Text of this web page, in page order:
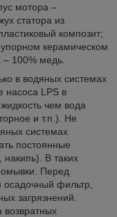
мотора –
статора из
композит;
керамическом
100% медь.
в водяных системах
насоса LPS в
чем вода
и т.п.). Не
системах
постоянные
накипь). В таких
Перед
осадочный фильтр,
загрязнений.
возвратных